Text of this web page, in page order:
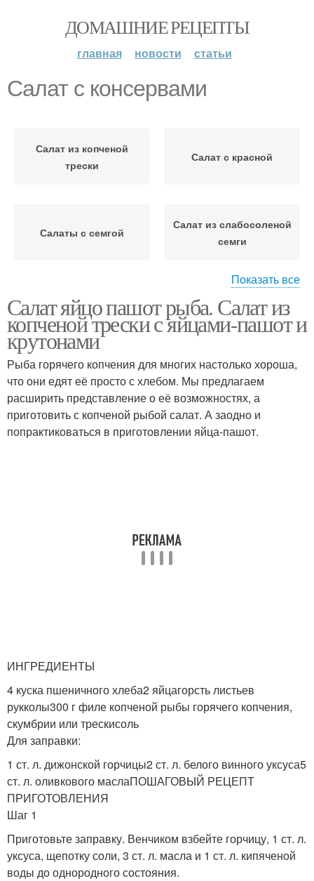
ДОМАШНИЕ РЕЦЕПТЫ
главная новости статьи
Салат с консервами
Салат из копченой
трески
Салат с красной
Салаты с семгой
Салат из слабосоленой
семги
Салат с семгой Овощной салат
Салат с малосольной
семгой
Салат из шпината
Салат с
консервированной
рыбой
Рыбный салат
Салат из печени Салат из консервы
Теплый салат Салат с лососем
Показать все
Салат яйцо пашот рыба. Салат из
копченой трески с яйцами-пашот и
крутонами
Рыба горячего копчения для многих настолько хороша,
что они едят её просто с хлебом. Мы предлагаем
расширить представление о её возможностях, а
приготовить с копченой рыбой салат. А заодно и
попрактиковаться в приготовлении яйца-пашот.
ИНГРЕДИЕНТЫ
4 куска пшеничного хлеба2 яйцагорсть листьев
рукколы300 г филе копченой рыбы горячего копчения,
скумбрии или трескисоль
Для заправки:
1 ст. л. дижонской горчицы2 ст. л. белого винного уксуса5
ст. л. оливкового маслаПОШАГОВЫЙ РЕЦЕПТ
ПРИГОТОВЛЕНИЯ
Шаг 1
Приготовьте заправку. Венчиком взбейте горчицу, 1 ст. л.
уксуса, щепотку соли, 3 ст. л. масла и 1 ст. л. кипяченой
воды до однородного состояния.